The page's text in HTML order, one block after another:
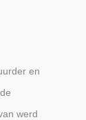
en
werd